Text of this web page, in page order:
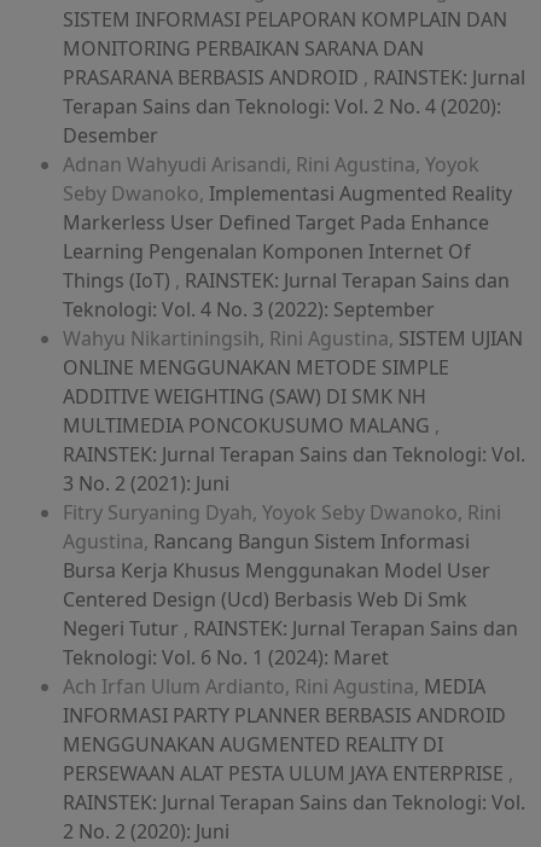
SISTEM INFORMASI PELAPORAN KOMPLAIN DAN
MONITORING PERBAIKAN SARANA DAN
PRASARANA BERBASIS ANDROID , RAINSTEK: Jurnal
Terapan Sains dan Teknologi: Vol. 2 No. 4 (2020):
Desember
Adnan Wahyudi Arisandi, Rini Agustina, Yoyok
Seby Dwanoko, Implementasi Augmented Reality
Markerless User Defined Target Pada Enhance
Learning Pengenalan Komponen Internet Of
Things (IoT) , RAINSTEK: Jurnal Terapan Sains dan
Teknologi: Vol. 4 No. 3 (2022): September
Wahyu Nikartiningsih, Rini Agustina, SISTEM UJIAN
ONLINE MENGGUNAKAN METODE SIMPLE
ADDITIVE WEIGHTING (SAW) DI SMK NH
MULTIMEDIA PONCOKUSUMO MALANG ,
RAINSTEK: Jurnal Terapan Sains dan Teknologi: Vol.
3 No. 2 (2021): Juni
Fitry Suryaning Dyah, Yoyok Seby Dwanoko, Rini
Agustina, Rancang Bangun Sistem Informasi
Bursa Kerja Khusus Menggunakan Model User
Centered Design (Ucd) Berbasis Web Di Smk
Negeri Tutur , RAINSTEK: Jurnal Terapan Sains dan
Teknologi: Vol. 6 No. 1 (2024): Maret
Ach Irfan Ulum Ardianto, Rini Agustina, MEDIA
INFORMASI PARTY PLANNER BERBASIS ANDROID
MENGGUNAKAN AUGMENTED REALITY DI
PERSEWAAN ALAT PESTA ULUM JAYA ENTERPRISE ,
RAINSTEK: Jurnal Terapan Sains dan Teknologi: Vol.
2 No. 2 (2020): Juni